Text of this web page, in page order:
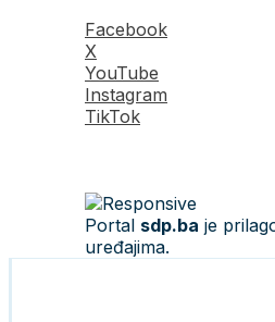
Facebook
X
YouTube
Instagram
TikTok
Portal sdp.ba je
uređajima.